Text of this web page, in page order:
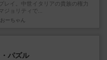
レイ。中世イタリアの貴族の権力
ジョリティで...
ーちゃん
パズル